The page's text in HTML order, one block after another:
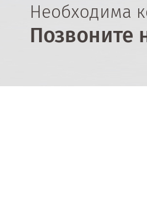
Необходима
Позвоните